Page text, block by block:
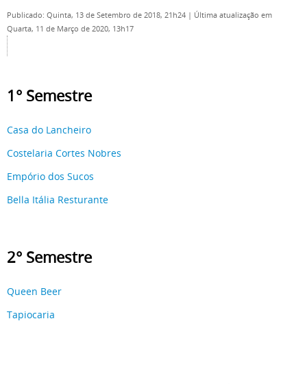
Publicado: Quinta, 13 de Setembro de 2018, 21h24 | Última atualização em
Quarta, 11 de Março de 2020, 13h17
1° Semestre
Casa do Lancheiro
Costelaria Cortes Nobres
Empório dos Sucos
Bella Itália Resturante
2° Semestre
Queen Beer
Tapiocaria